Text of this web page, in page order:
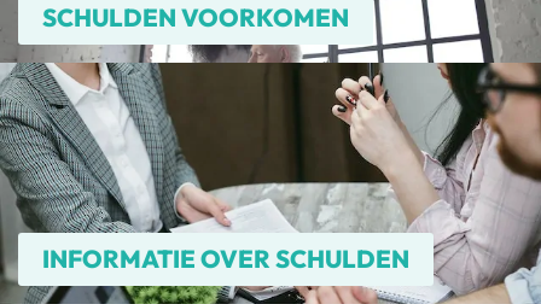
SCHULDEN VOORKOMEN
INFORMATIE OVER SCHULDEN